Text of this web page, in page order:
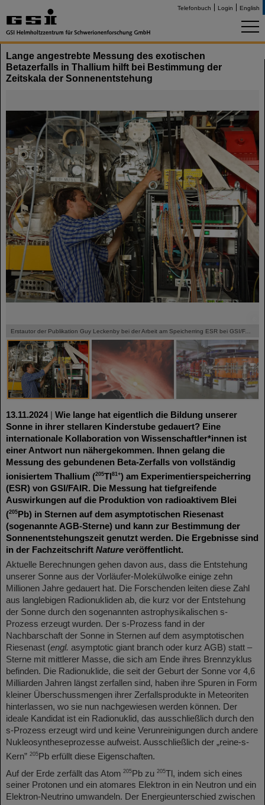
Telefonbuch Login English
Lange angestrebte Messung des exotischen
Betazerfalls in Thallium hilft bei Bestimmung der
Zeitskala der Sonnenentstehung
Erstautor der Publikation Guy Leckenby bei der Arbeit am Speicherring ESR bei GSI/FAIR
13.11.2024| Wie lange hat eigentlich die Bildung unserer
Sonne in ihrer stellaren Kinderstube gedauert? Eine
internationale Kollaboration von Wissenschaftler*innen ist
einer Antwort nun nähergekommen. Ihnen gelang die
Messung des gebundenen Beta-Zerfalls von vollständig
ionisiertem Thallium (205Tl 81+) am Experimentierspeicherring
(ESR) von GSI/FAIR. Die Messung hat tiefgreifende
Auswirkungen auf die Produktion von radioaktivem Blei
(205 Pb) in Sternen auf dem asymptotischen Riesenast
(sogenannte AGB-Sterne) und kann zur Bestimmung der
Sonnenentstehungszeit genutzt werden. Die Ergebnisse sind
in der Fachzeitschrift Nature veröffentlicht.
Aktuelle Berechnungen gehen davon aus, dass die Entstehung
unserer Sonne aus der Vorläufer-Molekülwolke einige zehn
Millionen Jahre gedauert hat. Die Forschenden leiten diese Zahl
aus langlebigen Radionukliden ab, die kurz vor der Entstehung
der Sonne durch den sogenannten astrophysikalischen s-
Prozess erzeugt wurden. Der s-Prozess fand in der
Nachbarschaft der Sonne in Sternen auf dem asymptotischen
Riesenast (engl. asymptotic giant branch oder kurz AGB) statt –
Sterne mit mittlerer Masse, die sich am Ende ihres Brennzyklus
befinden. Die Radionuklide, die seit der Geburt der Sonne vor 4,6
Milliarden Jahren längst zerfallen sind, haben ihre Spuren in Form
kleiner Überschussmengen ihrer Zerfallsprodukte in Meteoriten
hinterlassen, wo sie nun nachgewiesen werden können. Der
ideale Kandidat ist ein Radionuklid, das ausschließlich durch den
s-Prozess erzeugt wird und keine Verunreinigungen durch andere
Nukleosyntheseprozesse aufweist. Ausschließlich der „reine-s-
Kern” 205Pb erfüllt diese Eigenschaften.
Auf der Erde zerfällt das Atom 205Pb zu 205Tl, indem sich eines
seiner Protonen und ein atomares Elektron in ein Neutron und ein
Elektron-Neutrino umwandeln. Der Energieunterschied zwischen